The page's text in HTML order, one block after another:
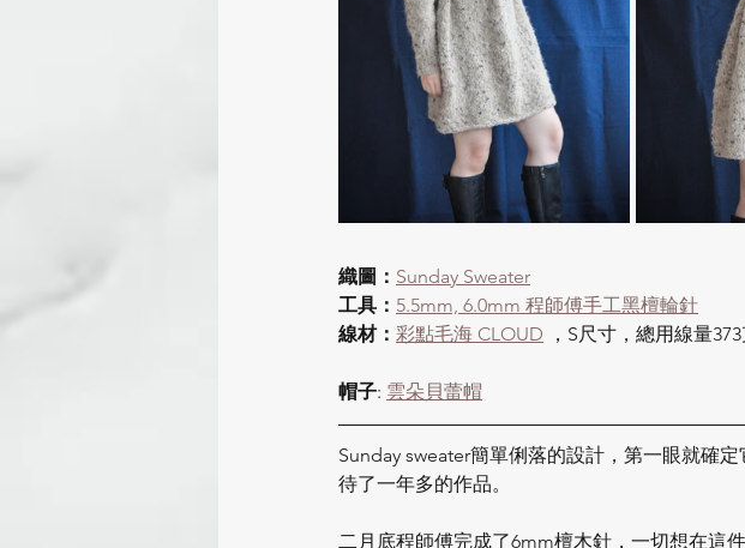
ITO-SENSAI蠶絲馬海 ITO-SHIO
織圖： Sunday Sweater
工具： 5.5mm, 6.0mm 程師傅手工黑檀輪針
線材： 彩點毛海 CLOUD ，S尺寸，總用線量
帽子: 雲朵貝蕾帽
Sunday sweater簡單俐落的設計，第一眼就確
待了一年多的作品。
二月底程師傅完成了6mm檀木針，一切想在這